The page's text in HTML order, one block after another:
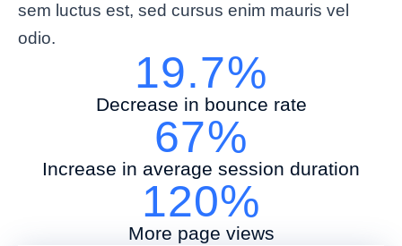
sem luctus est, sed cursus enim mauris vel
odio.
19.7%
Decrease in bounce rate
67%
Increase in average session duration
120%
More page views